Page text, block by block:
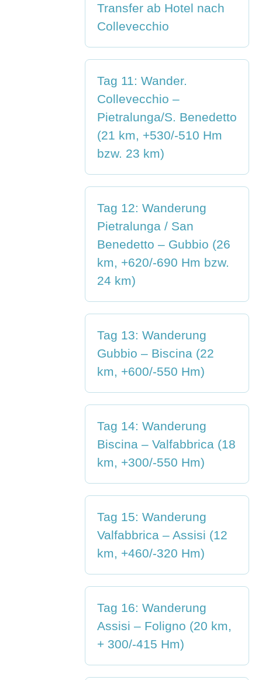
Transfer ab Hotel nach
Collevecchio
Tag 11: Wander.
Collevecchio –
Pietralunga/S. Benedetto
(21 km, +530/-510 Hm
bzw. 23 km)
Tag 12: Wanderung
Pietralunga / San
Benedetto – Gubbio (26
km, +620/-690 Hm bzw.
24 km)
Tag 13: Wanderung
Gubbio – Biscina (22
km, +600/-550 Hm)
Tag 14: Wanderung
Biscina – Valfabbrica (18
km, +300/-550 Hm)
Tag 15: Wanderung
Valfabbrica – Assisi (12
km, +460/-320 Hm)
Tag 16: Wanderung
Assisi – Foligno (20 km,
+ 300/-415 Hm)